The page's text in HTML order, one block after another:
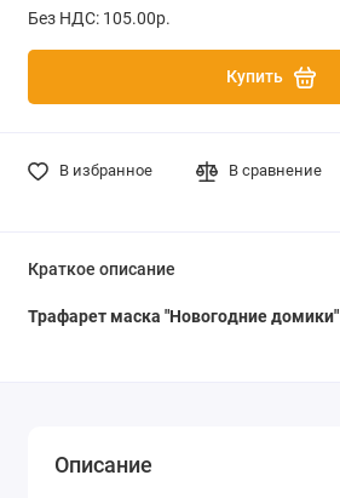
Без НДС: 105.00р.
Купить
В избранное В сравнение
Краткое описание
Трафарет маска "Новогодние домики"
Описание